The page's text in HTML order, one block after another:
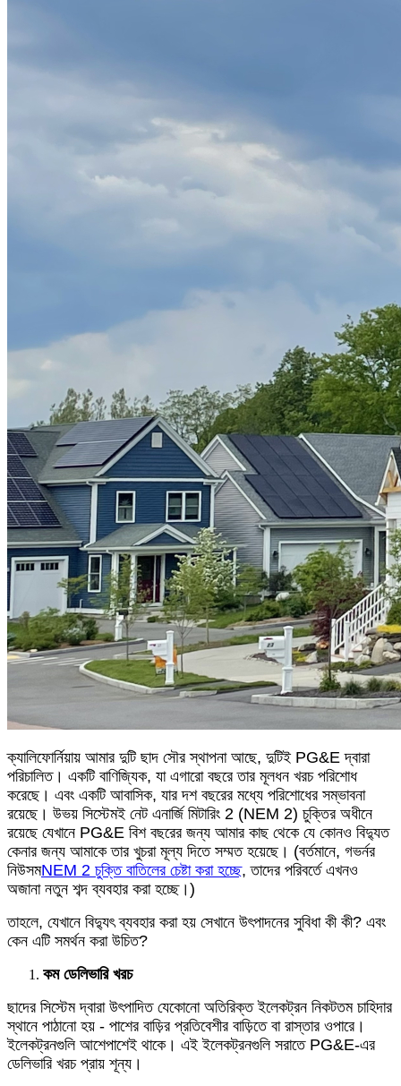
ক্যালিফোর্নিয়ায় আমার দুটি ছাদ সৌর স্থাপনা আছে, দুটিই PG&E দ্বারা
পরিচালিত। একটি বাণিজ্যিক, যা এগারো বছরে তার মূলধন খরচ পরিশোধ
করেছে। এবং একটি আবাসিক, যার দশ বছরের মধ্যে পরিশোধের সম্ভাবনা
রয়েছে। উভয় সিস্টেমই নেট এনার্জি মিটারিং 2 (NEM 2) চুক্তির অধীনে
রয়েছে যেখানে PG&E বিশ বছরের জন্য আমার কাছ থেকে যে কোনও বিদ্যুত
কেনার জন্য আমাকে তার খুচরা মূল্য দিতে সম্মত হয়েছে। (বর্তমানে, গভর্নর
নিউসমNEM 2 চুক্তি বাতিলের চেষ্টা করা হচ্ছে, তাদের পরিবর্তে এখনও
অজানা নতুন শব্দ ব্যবহার করা হচ্ছে।)
তাহলে, যেখানে বিদ্যুৎ ব্যবহার করা হয় সেখানে উৎপাদনের সুবিধা কী কী? এবং
কেন এটি সমর্থন করা উচিত?
কম ডেলিভারি খরচ
ছাদের সিস্টেম দ্বারা উৎপাদিত যেকোনো অতিরিক্ত ইলেকট্রন নিকটতম চাহিদার
স্থানে পাঠানো হয় - পাশের বাড়ির প্রতিবেশীর বাড়িতে বা রাস্তার ওপারে।
ইলেকট্রনগুলি আশেপাশেই থাকে। এই ইলেকট্রনগুলি সরাতে PG&E-এর
ডেলিভারি খরচ প্রায় শূন্য।